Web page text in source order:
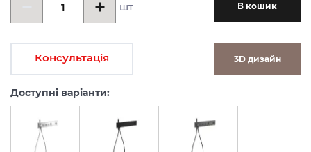
шт В кошик
Консультація 3D дизайн
Доступні варіанти: